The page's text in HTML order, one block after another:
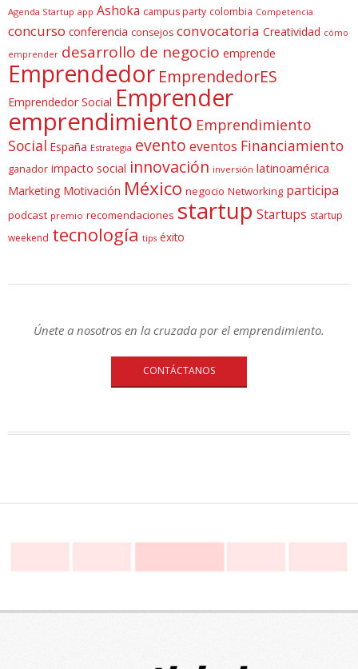
Agenda Startup app Ashoka campus party colombia Competencia
concurso conferencia consejos convocatoria Creatividad cómo
emprender desarrollo de negocio emprende
Emprendedor EmprendedorES
Emprendedor Social Emprender
emprendimiento Emprendimiento
Social España Estrategia evento eventos Financiamiento
ganador impacto social innovación inversión latinoamérica
Marketing Motivación México negocio Networking participa
podcast premio recomendaciones startup Startups startup
weekend tecnología tips éxito
Únete a nosotros en la cruzada por el emprendimiento.
CONTÁCTANOS